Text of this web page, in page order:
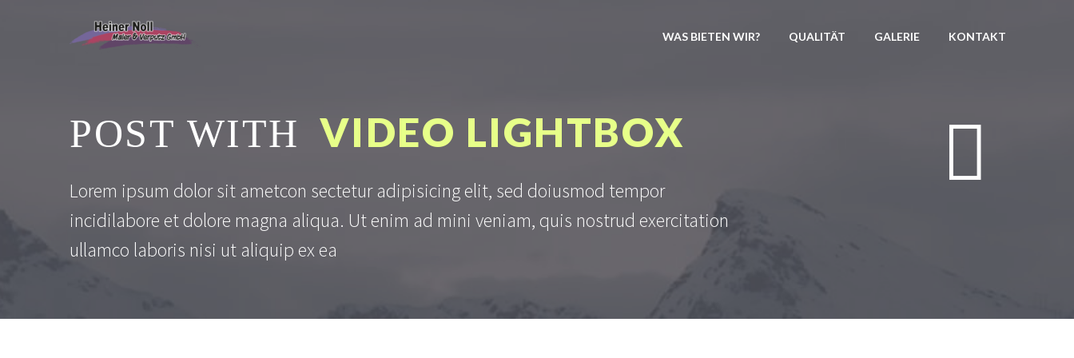
WAS BIETEN WIR? QUALITÄT GALERIE KONTAKT


POST WITH VIDEO LIGHTBOX
Lorem ipsum dolor sit ametcon sectetur adipisicing elit, sed doiusmod tempor
incidilabore et dolore magna aliqua. Ut enim ad mini veniam, quis nostrud exercitation
ullamco laboris nisi ut aliquip ex ea